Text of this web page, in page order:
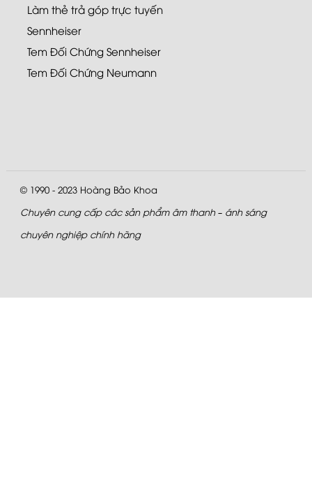
Làm thẻ trả góp trực tuyến
Sennheiser
Tem Đối Chứng Sennheiser
Tem Đối Chứng Neumann
© 1990 - 2023 Hoàng Bảo Khoa
Chuyên cung cấp các sản phẩm âm thanh – ánh sáng
chuyên nghiệp chính hãng